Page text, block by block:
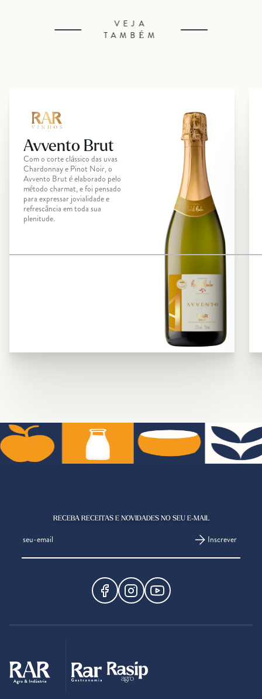
VEJA
TAMBÉM
Avvento Brut
Com o corte clássico das uvas
Chardonnay e Pinot Noir, o
Avvento Brut é elaborado pelo
método charmat, e foi pensado
para expressar jovialidade e
refrescância em toda sua
plenitude.
RECEBA RECEITAS E NOVIDADES NO SEU E-MAIL
Inscrever